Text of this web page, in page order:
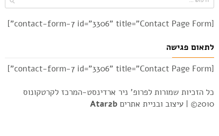
[contact-form-7 id="3306" title="Contact Page Form"]
לתאום פגישה
[contact-form-7 id="3306" title="Contact Page Form"]
כל הזכיות שמורות לפרופ' ניר ארדינסט-המרכז לקרטקונוס
2010© |
עיצוב ובניית אתרים Atar2b